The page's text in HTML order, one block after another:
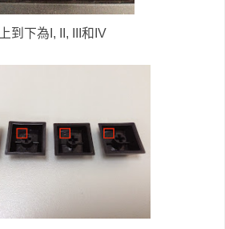
到下為I, II, III和IV